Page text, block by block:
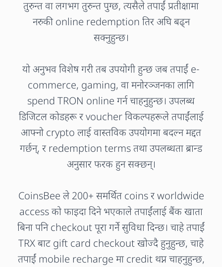
तुरुन्त वा लगभग तुरुन्त पुग्छ, त्यसैले तपाईं प्रतीक्षामा
नरुकी online redemption तिर अघि बढ्न
सक्नुहुन्छ।
यो अनुभव विशेष गरी तब उपयोगी हुन्छ जब तपाईं e-
commerce, gaming, वा मनोरञ्जनका लागि
spend TRON online गर्न चाहनुहुन्छ। उपलब्ध
डिजिटल कोडहरू र voucher विकल्पहरूले तपाईंलाई
आफ्नो crypto लाई वास्तविक उपयोगमा बदल्न मद्दत
गर्छन्, र redemption terms तथा उपलब्धता ब्रान्ड
अनुसार फरक हुन सक्छन्।
CoinsBee ले 200+ समर्थित coins र worldwide
access को फाइदा दिने भएकाले तपाईंलाई बैंक खाता
बिना पनि checkout पूरा गर्ने सुविधा दिन्छ। चाहे तपाईं
TRX बाट gift card checkout खोज्दै हुनुहुन्छ, चाहे
तपाईं mobile recharge मा credit थप्न चाहनुहुन्छ,